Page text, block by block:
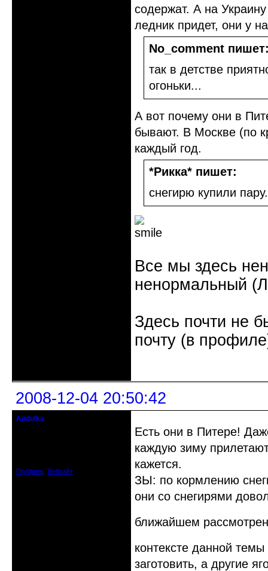
содержат. А на
ледник придет, они у
No_comment
так в детстве
огоньки...
А вот почему они в
бывают. В Москве (по
каждый год.
*Рикка* пишет:
снегирю купили пару.
Все мы здесь
ненормальный
Здесь почти не
почту (в
2008-12-04 20:50:42
Andulka
Профиль Вебсайт
Есть они в Питере!
каждую зиму
кажется.
ЗЫ: по кормлению
они со снегирями
ближайшем
контексте данной
заготовить, а другие